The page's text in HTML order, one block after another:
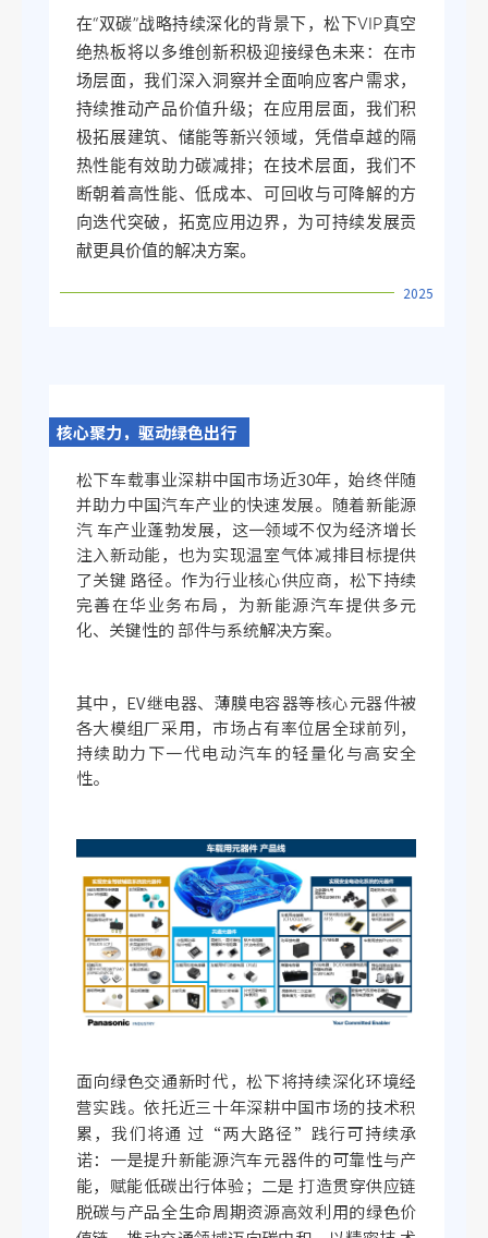
在“双碳”战略持续深化的背景下，松下VIP真空
绝热板将以多维创新积极迎接绿色未来：在市
场层面，我们深入洞察并全面响应客户需求，
持续推动产品价值升级；在应用层面，我们积
极拓展建筑、储能等新兴领域，凭借卓越的隔
热性能有效助力碳减排；在技术层面，我们不
断朝着高性能、低成本、可回收与可降解的方
向迭代突破，拓宽应用边界，为可持续发展贡
献更具价值的解决方案。
2025
核心聚力，驱动绿色出行
松下车载事业深耕中国市场近30年，始终伴随
并助力中国汽车产业的快速发展。随着新能源
汽 车产业蓬勃发展，这一领域不仅为经济增长
注入新动能，也为实现温室气体减排目标提供
了关键 路径。作为行业核心供应商，松下持续
完善在华业务布局，为新能源汽车提供多元
化、关键性的 部件与系统解决方案。
其中，EV继电器、薄膜电容器等核心元器件被
各大模组厂采用，市场占有率位居全球前列，
持续助力下一代电动汽车的轻量化与高安全
性。
面向绿色交通新时代，松下将持续深化环境经
营实践。依托近三十年深耕中国市场的技术积
累，我们将通 过“两大路径”践行可持续承
诺：一是提升新能源汽车元器件的可靠性与产
能，赋能低碳出行体验；二是 打造贯穿供应链
脱碳与产品全生命周期资源高效利用的绿色价